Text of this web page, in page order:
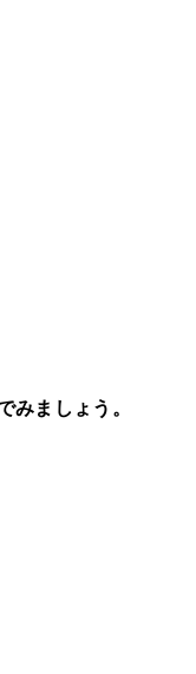
みましょう。